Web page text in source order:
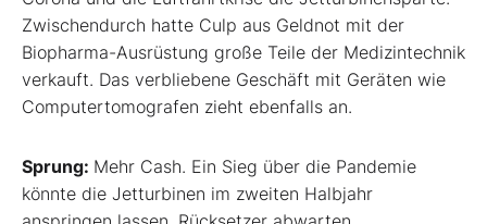
Zwischendurch hatte Culp aus Geldnot mit der
Biopharma-Ausrüstung große Teile der Medizintechnik
verkauft. Das verbliebene Geschäft mit Geräten wie
Computertomografen zieht ebenfalls an.
Sprung: Mehr Cash. Ein Sieg über die Pandemie
könnte die Jetturbinen im zweiten Halbjahr